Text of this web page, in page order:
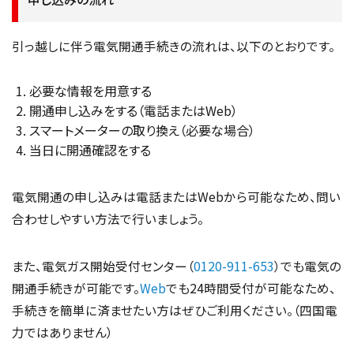
引っ越しに伴う電気開通手続きの流れは、以下のとおりです。
必要な情報を用意する
開通申し込みをする（電話またはWeb）
スマートメーターの取り換え（必要な場合）
当日に開通確認をする
電気開通の申し込みは電話またはWebから可能なため、問い
合わせしやすい方法で行いましょう。
また、電気ガス開始受付センター（0120-911-653）でも電気の
開通手続きが可能です。Webでも24時間受付が可能なため、
手続きを簡単に済ませたい方はぜひご利用ください。（四国電
力ではありません）